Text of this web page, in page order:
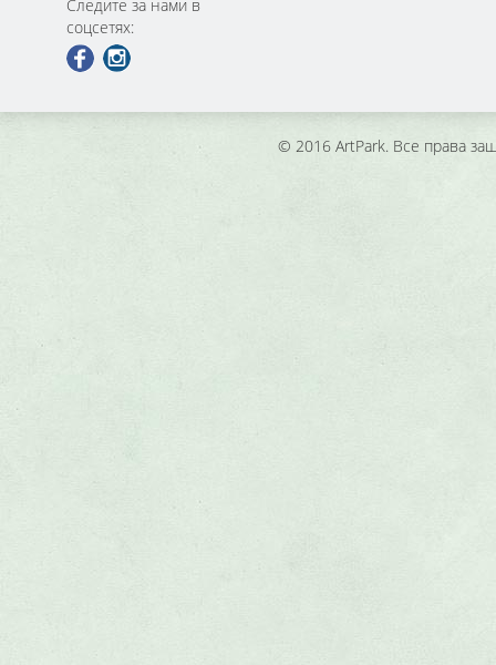
Следите за нами в
соцсетях:
© 2016 ArtPark. Все права